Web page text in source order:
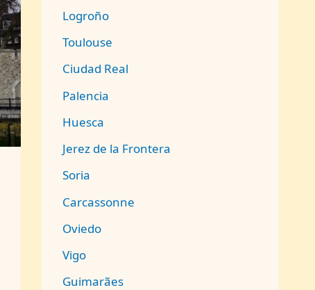
Logroño
Toulouse
Ciudad Real
Palencia
Huesca
Jerez de la Frontera
Soria
Carcassonne
Oviedo
Vigo
Guimarães